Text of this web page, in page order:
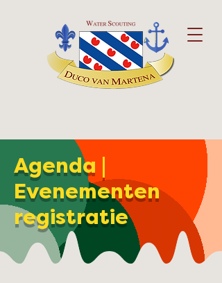
Agenda |
Evenementen
registratie